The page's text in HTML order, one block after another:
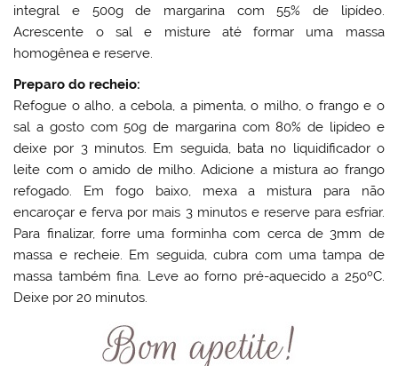
integral e 500g de margarina com 55% de lipídeo.
Acrescente o sal e misture até formar uma massa
homogênea e reserve.
Preparo do recheio:
Refogue o alho, a cebola, a pimenta, o milho, o frango e o
sal a gosto com 50g de margarina com 80% de lipídeo e
deixe por 3 minutos. Em seguida, bata no liquidificador o
leite com o amido de milho. Adicione a mistura ao frango
refogado. Em fogo baixo, mexa a mistura para não
encaroçar e ferva por mais 3 minutos e reserve para esfriar.
Para finalizar, forre uma forminha com cerca de 3mm de
massa e recheie. Em seguida, cubra com uma tampa de
massa também fina. Leve ao forno pré-aquecido a 250ºC.
Deixe por 20 minutos.